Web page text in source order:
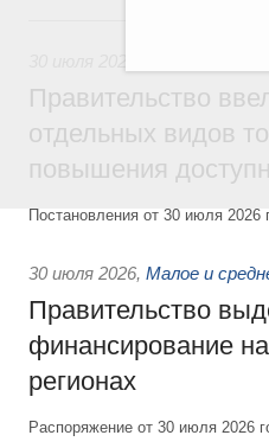
Правительство
отдельных видов
повышения
Постановления от 30 июля
30 июля 2026, Малое и
Правительство
финансирование
регионах
Распоряжение от 30 июля 2026